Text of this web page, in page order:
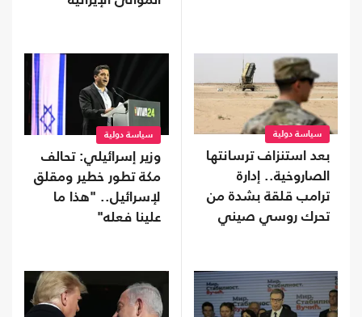
سياسة دولية
بعد استنزاف ترسانتها
الصاروخية.. إدارة
ترامب قلقة بشدة من
تحرك روسي صيني
سياسة دولية
وزير إسرائيلي: تحالف
مكة تطور خطير ومقلق
لإسرائيل.. "هذا ما
علينا فعله"